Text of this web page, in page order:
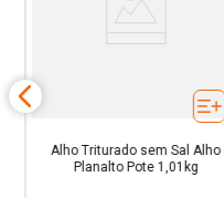
Alho Triturado sem Sal Alho
Planalto Pote 1,01kg